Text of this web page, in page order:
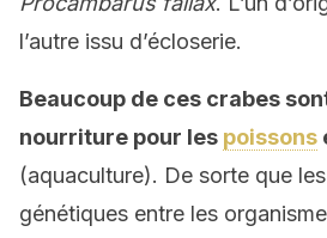
l’autre issu d’écloserie.
Beaucoup de ces crabes
nourriture pour les poissons
(aquaculture). De sorte que
génétiques entre les